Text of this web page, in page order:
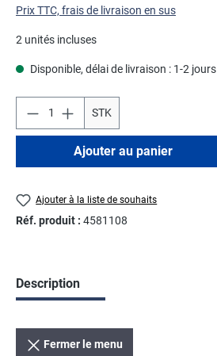
Prix TTC, frais de livraison en sus
2 unités incluses
Disponible, délai de livraison : 1-2 jours
STK
Ajouter au panier
Ajouter à la liste de souhaits
Réf. produit : 4581108
Description
Fermer le menu